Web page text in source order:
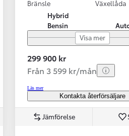
Toyota C-HR
HYBRID & LADDHYBRID
Bränsle
Hybrid
Bensin
Växellåda
Visa mer
299 900 kr
Från 3 599 kr/mån
Läs mer
Kontakta återförsäljare
Jämförelse